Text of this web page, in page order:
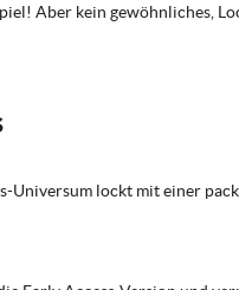
Aber kein gewöhnliches,
Universum lockt mit einer